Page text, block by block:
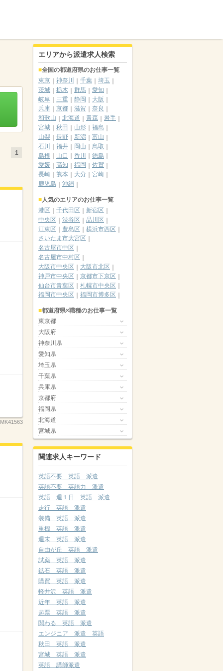
1
MK41563
エリアから派遣求人検索
全国の都道府県のお仕事一覧
東京
神奈川 千葉
埼玉
茨城
栃木 群馬
愛知
岐阜
三重 静岡
大阪
兵庫
京都 滋賀
奈良
和歌山
北海道 青森
岩手
宮城
秋田 山形
福島
山梨
長野 新潟
富山
石川
福井 岡山
鳥取
島根
山口 香川
徳島
愛媛
高知 福岡
佐賀
長崎
熊本 大分
宮崎
鹿児島
沖縄
人気のエリアのお仕事一覧
港区
千代田区
新宿区
中央区
渋谷区
品川区
江東区
豊島区
横浜市西区
さいたま市大宮区
名古屋市中区
名古屋市中村区
大阪市中央区
大阪市北区
神戸市中央区
京都市下京区
仙台市青葉区
札幌市中央区
福岡市中央区
福岡市博多区
都道府県×職種のお仕事一覧
東京都
大阪府
神奈川県
愛知県
埼玉県
千葉県
兵庫県
京都府
福岡県
北海道
宮城県
関連求人キーワード
英語不要 英語 派遣
英語不要 英語力 派遣
英語 週１日 英語 派遣
走行 英語 派遣
装備 英語 派遣
重機 英語 派遣
週末 英語 派遣
自由が丘 英語 派遣
試薬 英語 派遣
鉱石 英語 派遣
購買 英語 派遣
軽井沢 英語 派遣
近年 英語 派遣
起票 英語 派遣
関わる 英語 派遣
エンジニア 派遣 英語
秋田 英語 派遣
宮城 英語 派遣
英語 講師派遣